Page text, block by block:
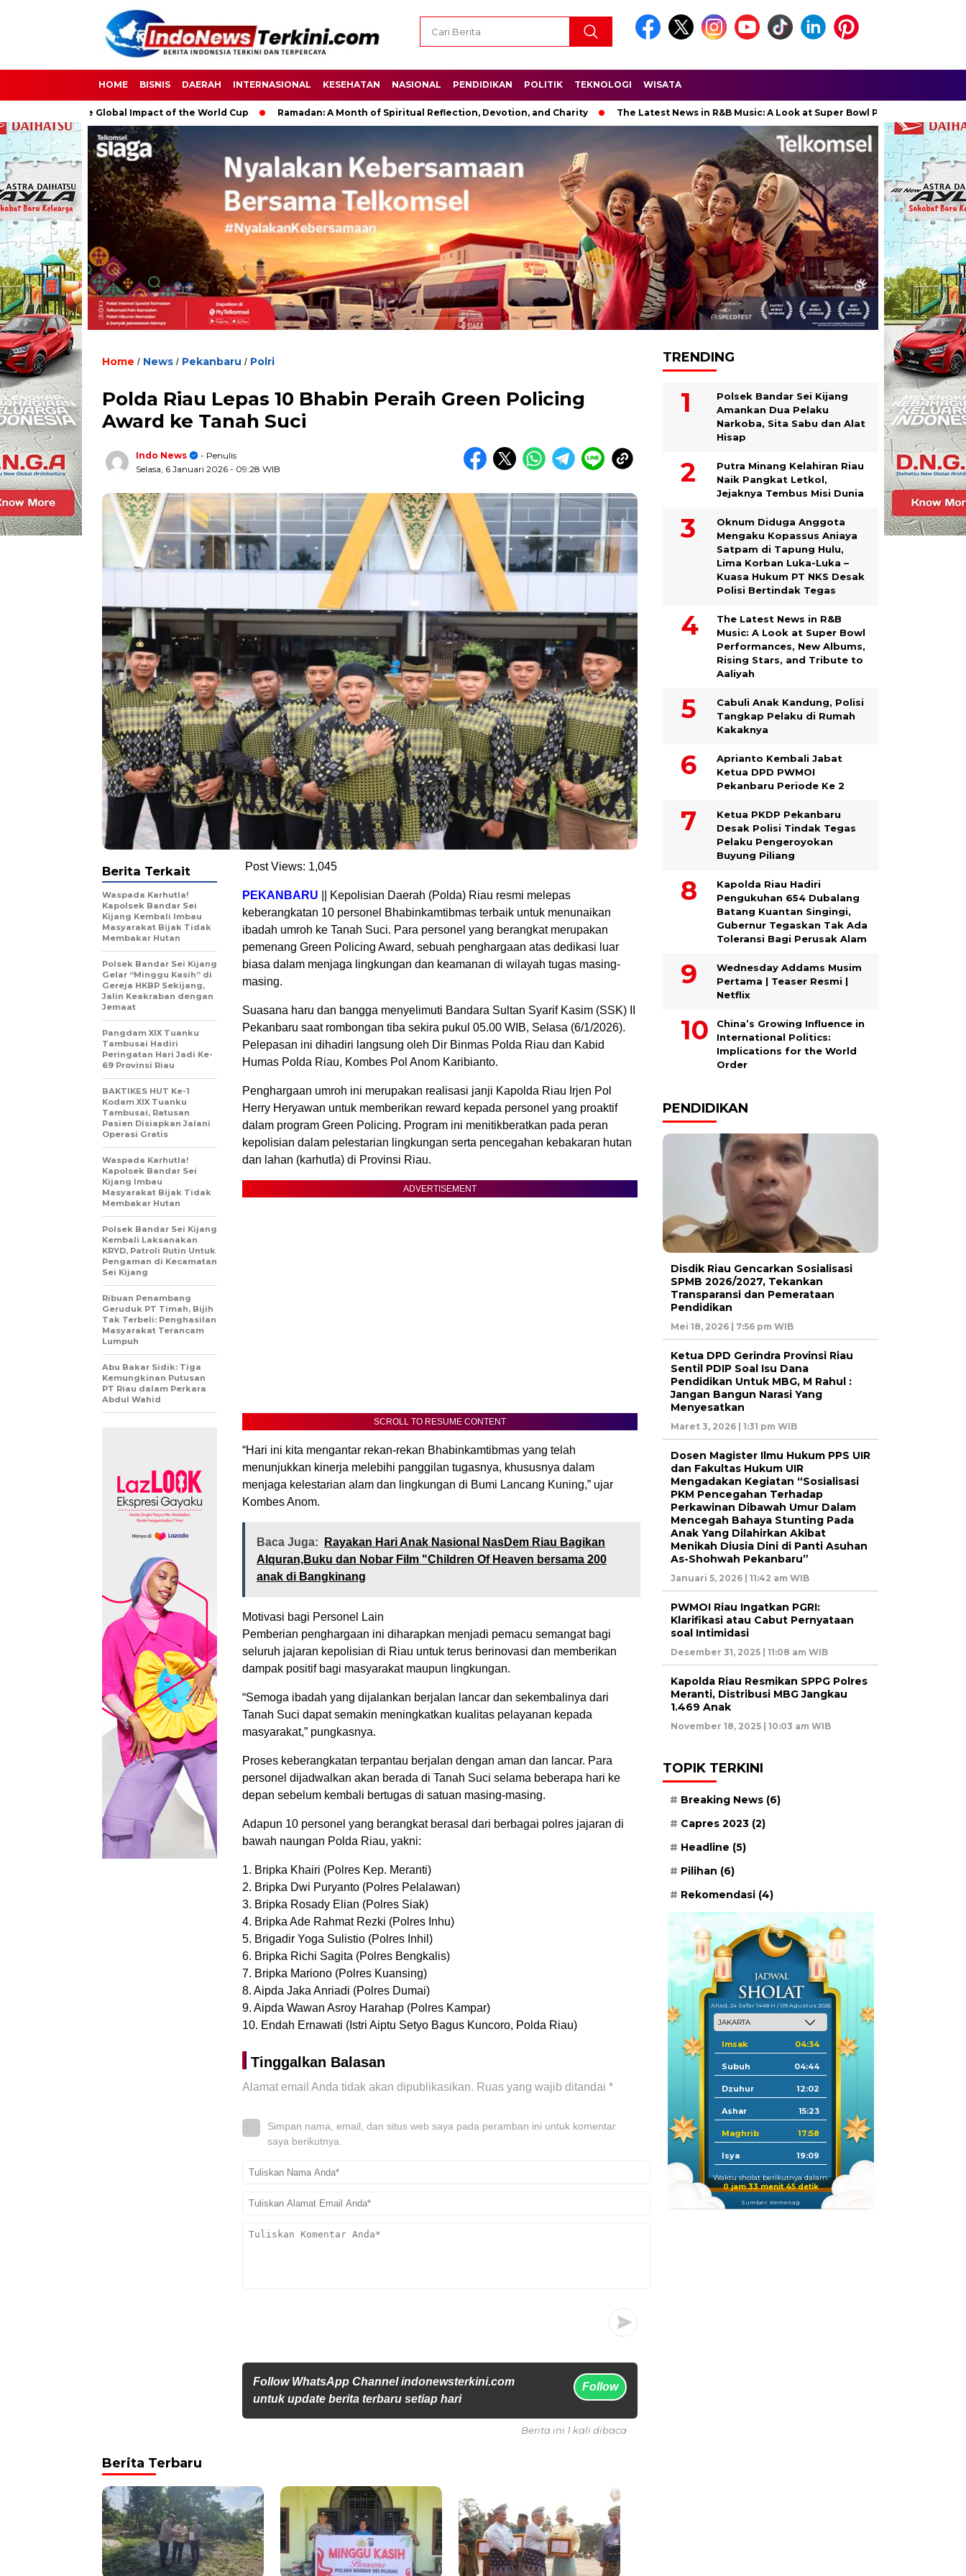
HOME BISNIS DAERAH INTERNASIONAL KESEHATAN NASIONAL PENDIDIKAN POLITIK TEKNOLOGI WISATA
The Global Impact of the World Cup Ramadan: A Month of Spiritual Reflection, Devotion, and Charity The Latest News in R&B Music: A Look at Super Bowl Performances, New Albums,
Home / News / Pekanbaru / Polri
Polda Riau Lepas 10 Bhabin Peraih Green Policing
Award ke Tanah Suci
Indo News
- Penulis
Selasa, 6 Januari 2026 - 09:28 WIB
Post Views: 1,045
PEKANBARU || Kepolisian Daerah (Polda) Riau resmi melepas
keberangkatan 10 personel Bhabinkamtibmas terbaik untuk menunaikan
ibadah umroh ke Tanah Suci. Para personel yang berangkat merupakan
pemenang Green Policing Award, sebuah penghargaan atas dedikasi luar
biasa dalam menjaga lingkungan dan keamanan di wilayah tugas masing-
masing.
Suasana haru dan bangga menyelimuti Bandara Sultan Syarif Kasim (SSK) II
Pekanbaru saat rombongan tiba sekira pukul 05.00 WIB, Selasa (6/1/2026).
Pelepasan ini dihadiri langsung oleh Dir Binmas Polda Riau dan Kabid
Humas Polda Riau, Kombes Pol Anom Karibianto.
Penghargaan umroh ini merupakan realisasi janji Kapolda Riau Irjen Pol
Herry Heryawan untuk memberikan reward kepada personel yang proaktif
dalam program Green Policing. Program ini menitikberatkan pada peran
kepolisian dalam pelestarian lingkungan serta pencegahan kebakaran hutan
dan lahan (karhutla) di Provinsi Riau.
ADVERTISEMENT
SCROLL TO RESUME CONTENT
“Hari ini kita mengantar rekan-rekan Bhabinkamtibmas yang telah
menunjukkan kinerja melebihi panggilan tugasnya, khususnya dalam
menjaga kelestarian alam dan lingkungan di Bumi Lancang Kuning,” ujar
Kombes Anom.
Baca Juga:
Rayakan Hari Anak Nasional NasDem Riau Bagikan
Alquran,Buku dan Nobar Film "Children Of Heaven bersama 200
anak di Bangkinang
Motivasi bagi Personel Lain
Pemberian penghargaan ini diharapkan menjadi pemacu semangat bagi
seluruh jajaran kepolisian di Riau untuk terus berinovasi dan memberikan
dampak positif bagi masyarakat maupun lingkungan.
“Semoga ibadah yang dijalankan berjalan lancar dan sekembalinya dari
Tanah Suci dapat semakin meningkatkan kualitas pelayanan kepada
masyarakat,” pungkasnya.
Proses keberangkatan terpantau berjalan dengan aman dan lancar. Para
personel dijadwalkan akan berada di Tanah Suci selama beberapa hari ke
depan sebelum kembali bertugas di satuan masing-masing.
Adapun 10 personel yang berangkat berasal dari berbagai polres jajaran di
bawah naungan Polda Riau, yakni:
1. Bripka Khairi (Polres Kep. Meranti)
2. Bripka Dwi Puryanto (Polres Pelalawan)
3. Bripka Rosady Elian (Polres Siak)
4. Bripka Ade Rahmat Rezki (Polres Inhu)
5. Brigadir Yoga Sulistio (Polres Inhil)
6. Bripka Richi Sagita (Polres Bengkalis)
7. Bripka Mariono (Polres Kuansing)
8. Aipda Jaka Anriadi (Polres Dumai)
9. Aipda Wawan Asroy Harahap (Polres Kampar)
10. Endah Ernawati (Istri Aiptu Setyo Bagus Kuncoro, Polda Riau)
Tinggalkan Balasan
Alamat email Anda tidak akan dipublikasikan. Ruas yang wajib ditandai *
Simpan nama, email, dan situs web saya pada peramban ini untuk komentar
saya berikutnya.
Follow WhatsApp Channel indonewsterkini.com
untuk update berita terbaru setiap hari
Follow
Berita Terkait
Waspada Karhutla!
Kapolsek Bandar Sei
Kijang Kembali Imbau
Masyarakat Bijak Tidak
Membakar Hutan
Polsek Bandar Sei Kijang
Gelar “Minggu Kasih” di
Gereja HKBP Sekijang,
Jalin Keakraban dengan
Jemaat
Pangdam XIX Tuanku
Tambusai Hadiri
Peringatan Hari Jadi Ke-
69 Provinsi Riau
BAKTIKES HUT Ke-1
Kodam XIX Tuanku
Tambusai, Ratusan
Pasien Disiapkan Jalani
Operasi Gratis
Waspada Karhutla!
Kapolsek Bandar Sei
Kijang Imbau
Masyarakat Bijak Tidak
Membakar Hutan
Polsek Bandar Sei Kijang
Kembali Laksanakan
KRYD, Patroli Rutin Untuk
Pengaman di Kecamatan
Sei Kijang
Ribuan Penambang
Geruduk PT Timah, Bijih
Tak Terbeli: Penghasilan
Masyarakat Terancam
Lumpuh
Abu Bakar Sidik: Tiga
Kemungkinan Putusan
PT Riau dalam Perkara
Abdul Wahid
Berita ini 1 kali dibaca
Berita Terbaru
TRENDING
Polsek Bandar Sei Kijang
Amankan Dua Pelaku
Narkoba, Sita Sabu dan Alat
Hisap
Putra Minang Kelahiran Riau
Naik Pangkat Letkol,
Jejaknya Tembus Misi Dunia
Oknum Diduga Anggota
Mengaku Kopassus Aniaya
Satpam di Tapung Hulu,
Lima Korban Luka-Luka –
Kuasa Hukum PT NKS Desak
Polisi Bertindak Tegas
The Latest News in R&B
Music: A Look at Super Bowl
Performances, New Albums,
Rising Stars, and Tribute to
Aaliyah
Cabuli Anak Kandung, Polisi
Tangkap Pelaku di Rumah
Kakaknya
Aprianto Kembali Jabat
Ketua DPD PWMOI
Pekanbaru Periode Ke 2
Ketua PKDP Pekanbaru
Desak Polisi Tindak Tegas
Pelaku Pengeroyokan
Buyung Piliang
Kapolda Riau Hadiri
Pengukuhan 654 Dubalang
Batang Kuantan Singingi,
Gubernur Tegaskan Tak Ada
Toleransi Bagi Perusak Alam
Wednesday Addams Musim
Pertama | Teaser Resmi |
Netflix
China’s Growing Influence in
International Politics:
Implications for the World
Order
PENDIDIKAN
Disdik Riau Gencarkan Sosialisasi
SPMB 2026/2027, Tekankan
Transparansi dan Pemerataan
Pendidikan
Mei 18, 2026 | 7:56 pm WIB
Ketua DPD Gerindra Provinsi Riau
Sentil PDIP Soal Isu Dana
Pendidikan Untuk MBG, M Rahul :
Jangan Bangun Narasi Yang
Menyesatkan
Maret 3, 2026 | 1:31 pm WIB
Dosen Magister Ilmu Hukum PPS UIR
dan Fakultas Hukum UIR
Mengadakan Kegiatan “Sosialisasi
PKM Pencegahan Terhadap
Perkawinan Dibawah Umur Dalam
Mencegah Bahaya Stunting Pada
Anak Yang Dilahirkan Akibat
Menikah Diusia Dini di Panti Asuhan
As-Shohwah Pekanbaru”
Januari 5, 2026 | 11:42 am WIB
PWMOI Riau Ingatkan PGRI:
Klarifikasi atau Cabut Pernyataan
soal Intimidasi
Desember 31, 2025 | 11:08 am WIB
Kapolda Riau Resmikan SPPG Polres
Meranti, Distribusi MBG Jangkau
1.469 Anak
November 18, 2025 | 10:03 am WIB
TOPIK TERKINI
Breaking News (6)
Capres 2023 (2)
Headline (5)
Pilihan (6)
Rekomendasi (4)
Ahad, 24 Safar 1448 H / 09 Agustus 2026
Imsak 04:34
Subuh 04:44
Dzuhur 12:02
Ashar 15:23
Maghrib 17:58
Isya 19:09
Waktu sholat berikutnya dalam:
0 jam 33 menit 44 detik
Sumber: Kemenag